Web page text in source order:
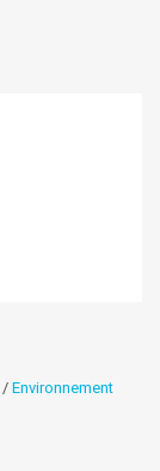
/ Environnement